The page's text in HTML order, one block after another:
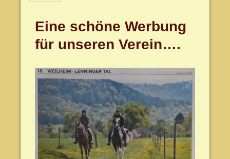
Eine schöne Werbung
für unseren Verein….